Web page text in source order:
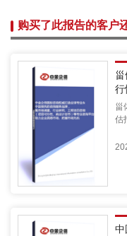
购买了此报告的客户
行
甾
估
中